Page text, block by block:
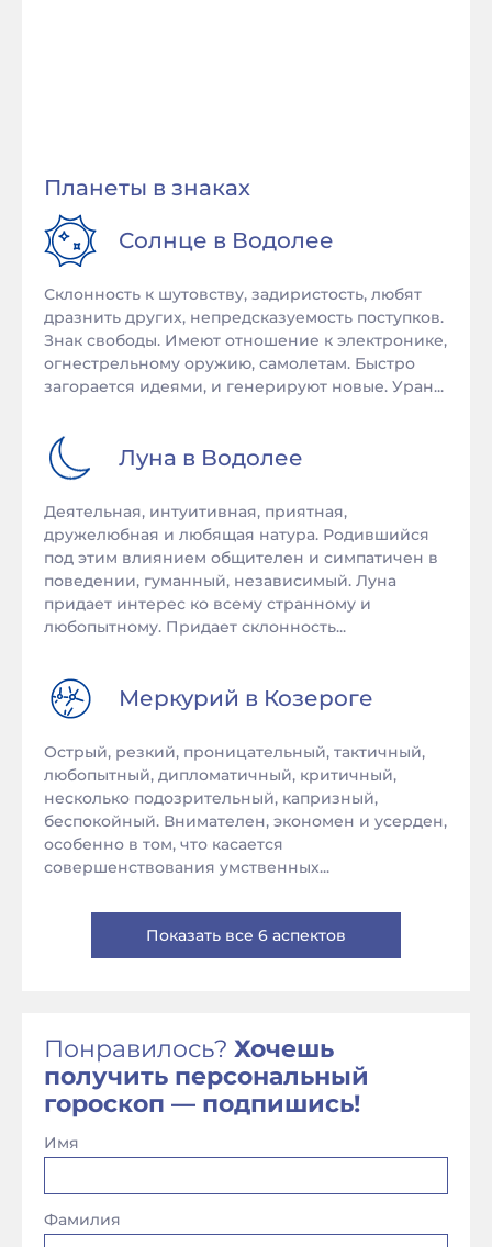
Планеты в знаках
Солнце в Водолее
Склонность к шутовству, задиристость, любят
дразнить других, непредсказуемость поступков.
Знак свободы. Имеют отношение к электронике,
огнестрельному оружию, самолетам. Быстро
загорается идеями, и генерируют новые. Уран...
Луна в Водолее
Деятельная, интуитивная, приятная,
дружелюбная и любящая натура. Родившийся
под этим влиянием общителен и симпатичен в
поведении, гуманный, независимый. Луна
придает интерес ко всему странному и
любопытному. Придает склонность...
Меркурий в Козероге
Острый, резкий, проницательный, тактичный,
любопытный, дипломатичный, критичный,
несколько подозрительный, капризный,
беспокойный. Внимателен, экономен и усерден,
особенно в том, что касается
совершенствования умственных...
Показать все 6 аспектов
Понравилось? Хочешь
получить персональный
гороскоп — подпишись!
Имя
Фамилия